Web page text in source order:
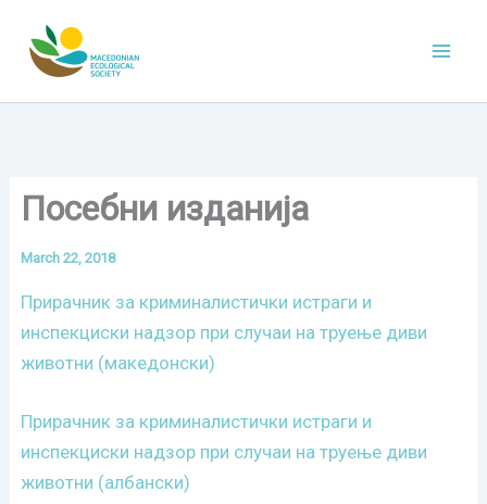
content
Посебни изданија
March 22, 2018
Прирачник за криминалистички истраги и
инспекциски надзор при случаи на труење диви
животни (македонски)
Прирачник за криминалистички истраги и
инспекциски надзор при случаи на труење диви
животни (албански)